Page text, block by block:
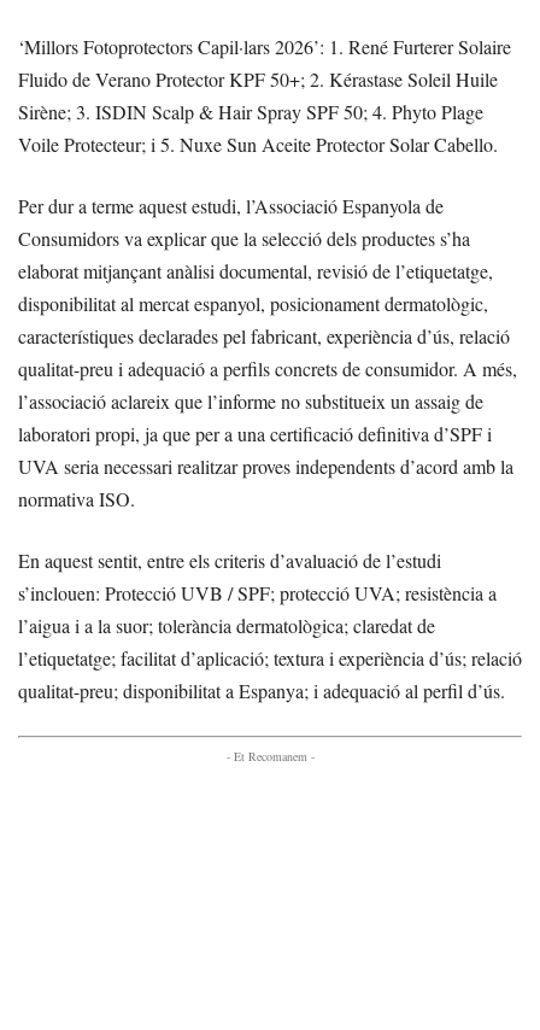
‘Millors Fotoprotectors Capil·lars 2026’: 1. René Furterer Solaire
Fluido de Verano Protector KPF 50+; 2. Kérastase Soleil Huile
Sirène; 3. ISDIN Scalp & Hair Spray SPF 50; 4. Phyto Plage
Voile Protecteur; i 5. Nuxe Sun Aceite Protector Solar Cabello.
Per dur a terme aquest estudi, l’Associació Espanyola de
Consumidors va explicar que la selecció dels productes s’ha
elaborat mitjançant anàlisi documental, revisió de l’etiquetatge,
disponibilitat al mercat espanyol, posicionament dermatològic,
característiques declarades pel fabricant, experiència d’ús, relació
qualitat-preu i adequació a perfils concrets de consumidor. A més,
l’associació aclareix que l’informe no substitueix un assaig de
laboratori propi, ja que per a una certificació definitiva d’SPF i
UVA seria necessari realitzar proves independents d’acord amb la
normativa ISO.
En aquest sentit, entre els criteris d’avaluació de l’estudi
s’inclouen: Protecció UVB / SPF; protecció UVA; resistència a
l’aigua i a la suor; tolerància dermatològica; claredat de
l’etiquetatge; facilitat d’aplicació; textura i experiència d’ús; relació
qualitat-preu; disponibilitat a Espanya; i adequació al perfil d’ús.
- Et Recomanem -